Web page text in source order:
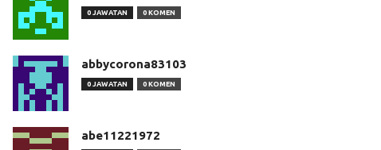
0 JAWATAN 0 KOMEN
abbycorona83103
0 JAWATAN 0 KOMEN
abe11221972